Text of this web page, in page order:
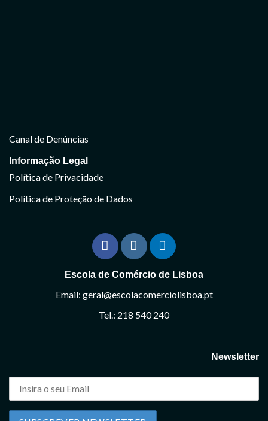
Canal de Denúncias
Informação Legal
Política de Privacidade
Política de Proteção de Dados
Escola de Comércio de Lisboa
Email: geral@escolacomerciolisboa.pt
Tel.: 218 540 240
Newsletter